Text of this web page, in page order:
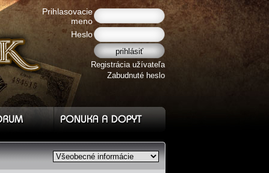
Prihlasovacie
meno
Heslo
Registrácia užívateľa
Zabudnuté heslo